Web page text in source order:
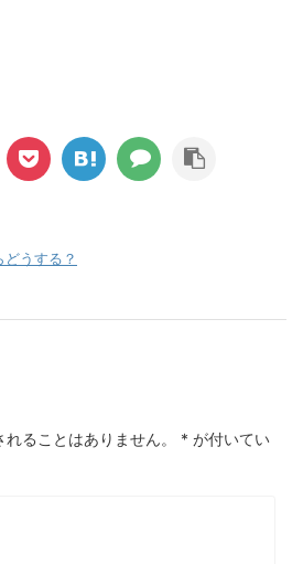
どうする？
ることはありません。 * が付いてい